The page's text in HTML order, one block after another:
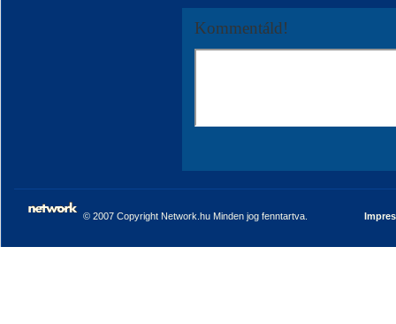
Kommentáld!
© 2007 Copyright Network.hu Minden jog fenntartva.